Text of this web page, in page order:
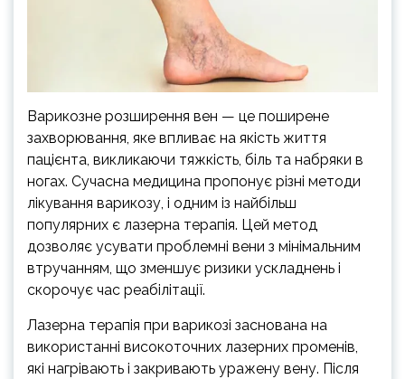
Варикозне розширення вен — це поширене
захворювання, яке впливає на якість життя
пацієнта, викликаючи тяжкість, біль та набряки в
ногах. Сучасна медицина пропонує різні методи
лікування варикозу, і одним із найбільш
популярних є лазерна терапія. Цей метод
дозволяє усувати проблемні вени з мінімальним
втручанням, що зменшує ризики ускладнень і
скорочує час реабілітації.
Лазерна терапія при варикозі заснована на
використанні високоточних лазерних променів,
які нагрівають і закривають уражену вену. Після